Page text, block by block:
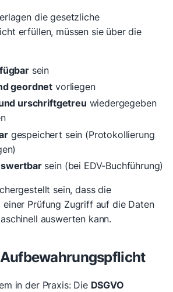
die gesetzliche
erfüllen, müssen sie über die
sein
geordnet vorliegen
urschriftgetreu wiedergegeben
gespeichert sein (Protokollierung
sein (bei EDV-Buchführung)
sein, dass die
einer Prüfung Zugriff auf die Daten
auswerten kann.
Aufbewahrungspflicht
in der Praxis: Die DSGVO